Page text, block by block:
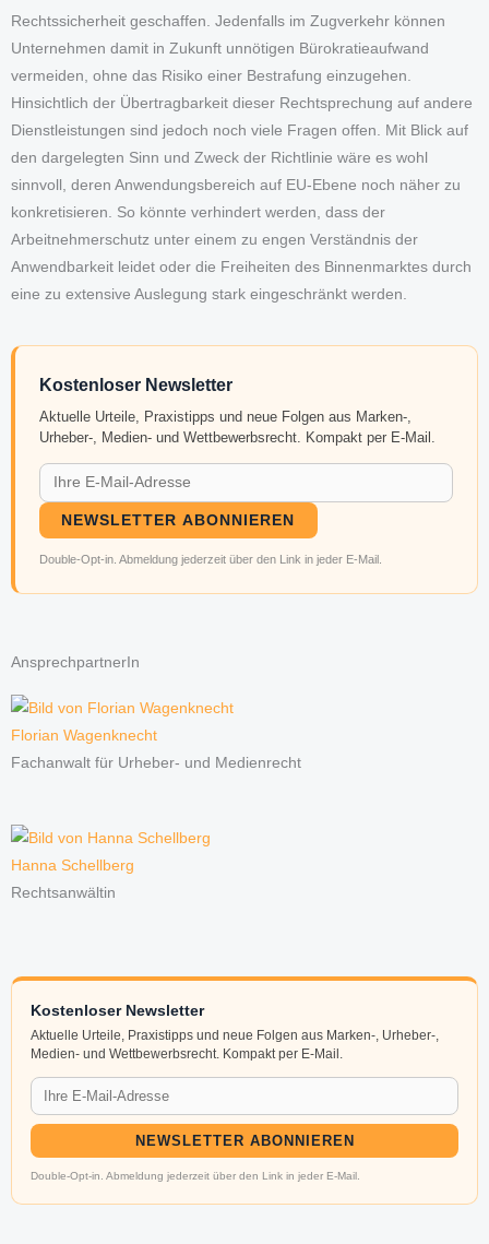
Rechtssicherheit geschaffen. Jedenfalls im Zugverkehr können
Unternehmen damit in Zukunft unnötigen Bürokratieaufwand
vermeiden, ohne das Risiko einer Bestrafung einzugehen.
Hinsichtlich der Übertragbarkeit dieser Rechtsprechung auf andere
Dienstleistungen sind jedoch noch viele Fragen offen. Mit Blick auf
den dargelegten Sinn und Zweck der Richtlinie wäre es wohl
sinnvoll, deren Anwendungsbereich auf EU-Ebene noch näher zu
konkretisieren. So könnte verhindert werden, dass der
Arbeitnehmerschutz unter einem zu engen Verständnis der
Anwendbarkeit leidet oder die Freiheiten des Binnenmarktes durch
eine zu extensive Auslegung stark eingeschränkt werden.
Kostenloser Newsletter
Aktuelle Urteile, Praxistipps und neue Folgen aus Marken-,
Urheber-, Medien- und Wettbewerbsrecht. Kompakt per E-Mail.
NEWSLETTER ABONNIEREN
Double-Opt-in. Abmeldung jederzeit über den Link in jeder E-Mail.
AnsprechpartnerIn
Florian Wagenknecht
Fachanwalt für Urheber- und Medienrecht
Hanna Schellberg
Rechtsanwältin
Kostenloser Newsletter
Aktuelle Urteile, Praxistipps und neue Folgen aus Marken-, Urheber-,
Medien- und Wettbewerbsrecht. Kompakt per E-Mail.
NEWSLETTER ABONNIEREN
Double-Opt-in. Abmeldung jederzeit über den Link in jeder E-Mail.